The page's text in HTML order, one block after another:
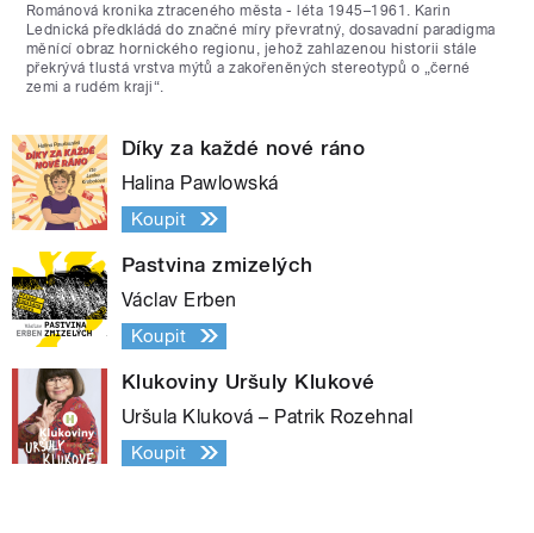
Románová kronika ztraceného města - léta 1945–1961. Karin
Lednická předkládá do značné míry převratný, dosavadní paradigma
měnící obraz hornického regionu, jehož zahlazenou historii stále
překrývá tlustá vrstva mýtů a zakořeněných stereotypů o „černé
zemi a rudém kraji“.
Díky za každé nové ráno
Halina Pawlowská
Koupit
Pastvina zmizelých
Václav Erben
Koupit
Klukoviny Uršuly Klukové
Uršula Kluková – Patrik Rozehnal
Koupit